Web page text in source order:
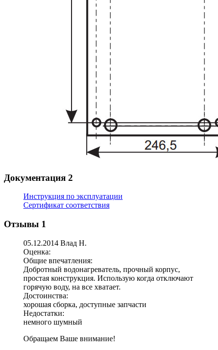
Документация 2
Инструкция по эксплуатации
Сертификат соответствия
Отзывы 1
05.12.2014 Влад Н.
Оценка:
Общие впечатления:
Добротный водонагреватель, прочный корпус,
простая конструкция. Использую когда отключают
горячую воду, на все хватает.
Достоинства:
хорошая сборка, доступные запчасти
Недостатки:
немного шумный
Обращаем Ваше внимание!